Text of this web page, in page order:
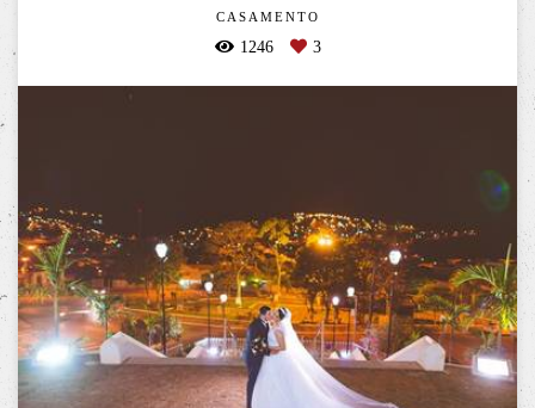
CASAMENTO
1246 3